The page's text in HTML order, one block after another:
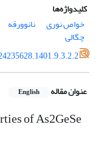
کلیدواژه‌ها
خواص نوری
نانوورقه
چگالی
عنوان مقاله English
of As2GeSe